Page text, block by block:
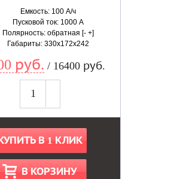
Емкость: 100 А/ч
Пусковой ток: 1000 А
Полярность: обратная [- +]
Габариты: 330x172x242
руб. / 16400 руб.
В 1 КЛИК
В КОРЗИНУ